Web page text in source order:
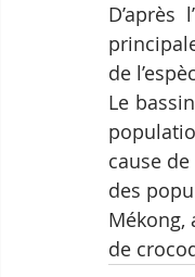
de
Le
cause
des
Mékong,
de